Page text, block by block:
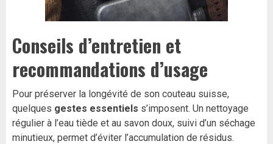
Conseils d’entretien et
recommandations d’usage
Pour préserver la longévité de son couteau suisse,
quelques gestes essentiels s’imposent. Un nettoyage
régulier à l’eau tiède et au savon doux, suivi d’un séchage
minutieux, permet d’éviter l’accumulation de résidus.